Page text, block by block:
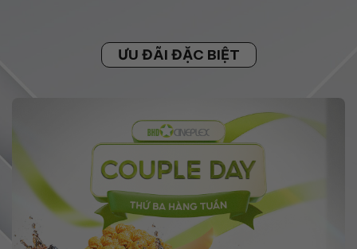
ƯU ĐÃI ĐẶC BIỆT